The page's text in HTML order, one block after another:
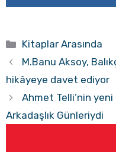
Kategoriler
Kitaplar Arasında
M.Banu Aksoy,
hikâyeye davet ediyor
Ahmet Telli’nin
Arkadaşlık Günleriydi